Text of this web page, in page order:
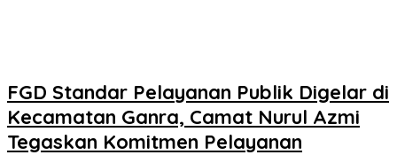
FGD Standar Pelayanan Publik Digelar di
Kecamatan Ganra, Camat Nurul Azmi
Tegaskan Komitmen Pelayanan